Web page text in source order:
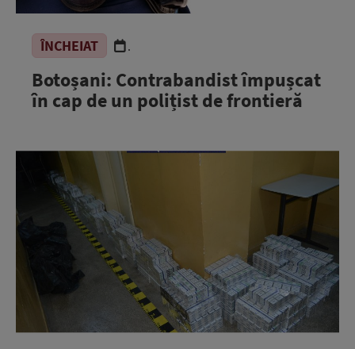
ÎNCHEIAT .
Botoșani: Contrabandist împușcat
în cap de un polițist de frontieră